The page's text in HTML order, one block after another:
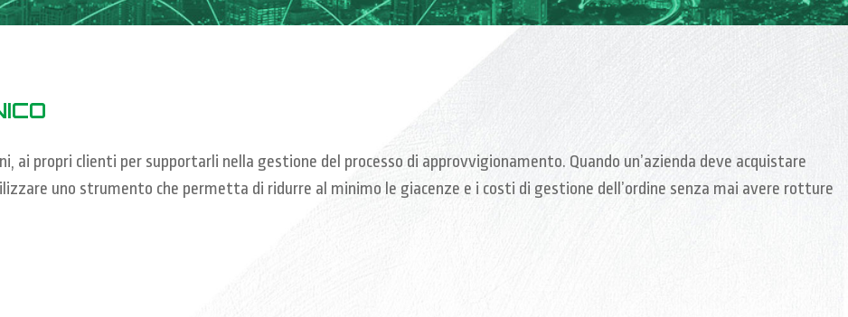
ai propri clienti per supportarli nella gestione del processo di approvvigionamento. Quando un’azienda deve acquistare
uno strumento che permetta di ridurre al minimo le giacenze e i costi di gestione dell’ordine senza mai avere rotture